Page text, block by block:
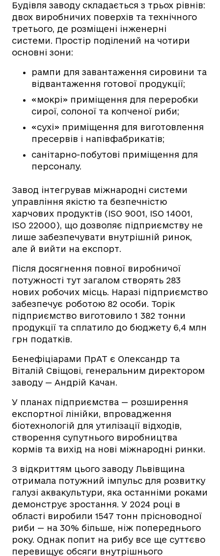
Будівля заводу складається з трьох рівнів:
двох виробничих поверхів та технічного
третього, де розміщені інженерні
системи. Простір поділений на чотири
основні зони:
рампи для завантаження сировини та
відвантаження готової продукції;
«мокрі» приміщення для переробки
сирої, солоної та копченої риби;
«сухі» приміщення для виготовлення
пресервів і напівфабрикатів;
санітарно-побутові приміщення для
персоналу.
Завод інтегрував міжнародні системи
управління якістю та безпечністю
харчових продуктів (ISO 9001, ISO 14001,
ISO 22000), що дозволяє підприємству не
лише забезпечувати внутрішній ринок,
але й вийти на експорт.
Після досягнення повної виробничої
потужності тут загалом створять 283
нових робочих місць. Наразі підприємство
забезпечує роботою 82 особи. Торік
підприємство виготовило 1 382 тонни
продукції та сплатило до бюджету 6,4 млн
грн податків.
Бенефіціарами ПрАТ є Олександр та
Віталій Свіщові, генеральним директором
заводу — Андрій Качан.
У планах підприємства — розширення
експортної лінійки, впровадження
біотехнологій для утилізації відходів,
створення супутнього виробництва
кормів та вихід на нові міжнародні ринки.
З відкриттям цього заводу Львівщина
отримала потужний імпульс для розвитку
галузі аквакультури, яка останніми роками
демонструє зростання. У 2024 році в
області виробили 1547 тонн прісноводної
риби — на 30% більше, ніж попереднього
року. Однак попит на рибу все ще суттєво
перевищує обсяги внутрішнього